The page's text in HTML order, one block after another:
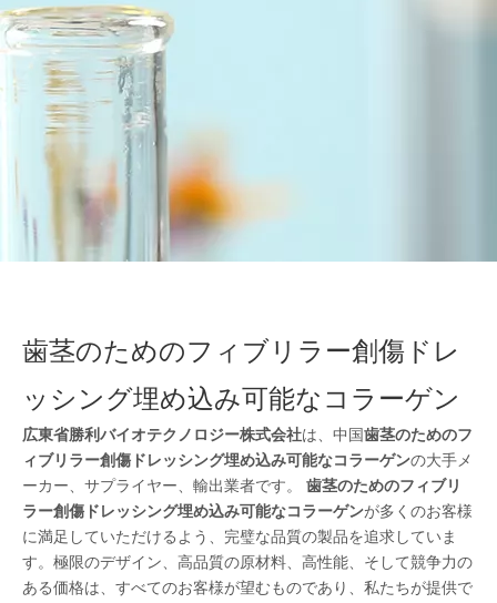
歯茎のためのフィブリラー創傷ドレ
ッシング埋め込み可能なコラーゲン
広東省勝利バイオテクノロジー株式会社は、中国歯茎のためのフ
ィブリラー創傷ドレッシング埋め込み可能なコラーゲンの大手メ
ーカー、サプライヤー、輸出業者です。 歯茎のためのフィブリ
ラー創傷ドレッシング埋め込み可能なコラーゲンが多くのお客様
に満足していただけるよう、完璧な品質の製品を追求していま
す。極限のデザイン、高品質の原材料、高性能、そして競争力の
ある価格は、すべてのお客様が望むものであり、私たちが提供で